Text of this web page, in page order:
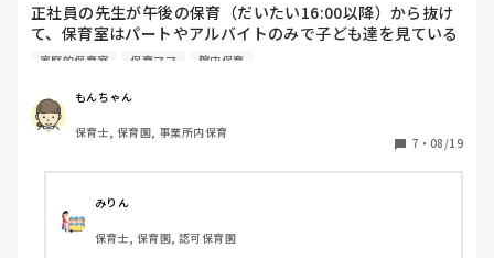
ぜひ友達になりたいくらいです笑笑
正社員の先生が午後の保育（だいたい16:00以降）から抜け
て、保育室はパートやアルバイトのみで子ども達を見ている
ことが多いです。（正社員の方皆で事務所で書類をしていま
このような園、他にもありますでしょうか？
正社員の先生が1人もいないことに正直不安があります。全
で、それにも少し困っています。
企業主導型の園ということもあるかもしれませんが…
おかえりの会後の人員体制、教えて頂けると嬉しいです。
家庭的保育室 保育ママ 院内保育
もんちゃん
保育士, 保育園, 事業所内保育
7 ・ 08/19
みりん
保育士, 保育園, 認可保育園